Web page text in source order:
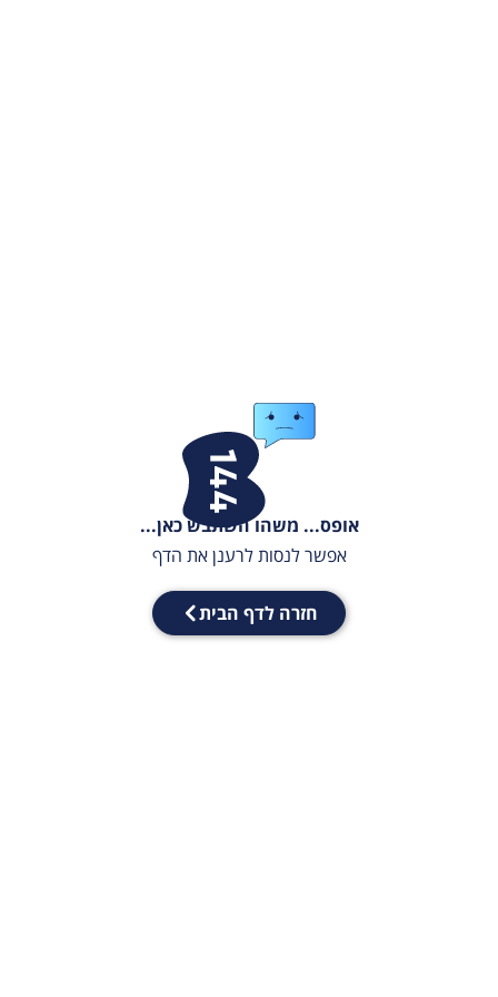
אופס... משהו השתבש כאן...
אפשר לנסות לרענן את הדף
חזרה לדף הבית